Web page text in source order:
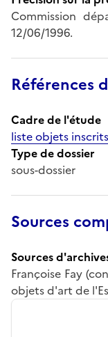
Commission
12/06/1996.
Références
Cadre de l'étude
liste objets
Type de dossier
sous-dossier
Sources
Sources
Françoise Fay
objets d'art de